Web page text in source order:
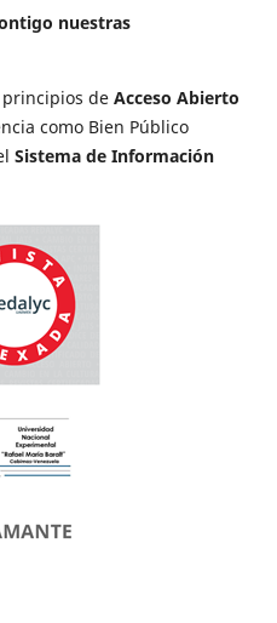
nuestras
de Acceso Abierto
como Bien Público
Sistema de Información